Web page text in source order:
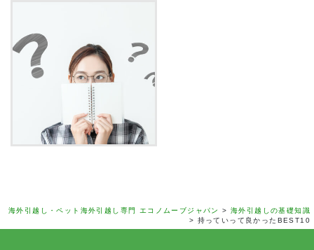
海外引越し・ペット海外引越し専門 エコノムーブジャパン > 海外引越しの基礎知識
> 持っていって良かったBEST10